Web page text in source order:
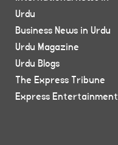
Urdu
Business News in Urdu
Urdu Magazine
Urdu Blogs
The Express Tribune
Express Entertainment